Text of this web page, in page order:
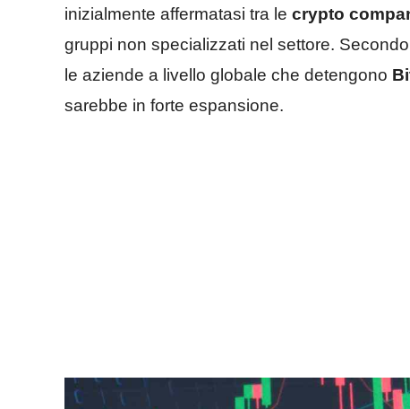
inizialmente affermatasi tra le crypto
gruppi non specializzati nel settore. Secondo
le aziende a livello globale che detengono
sarebbe in forte espansione.